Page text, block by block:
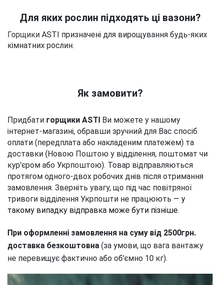
Для яких рослин підходять ці вазони?
Горщики ASTI призначені для вирощування будь-яких
кімнатних рослин.
Як замовити?
Придбати горщики ASTI
Ви можете у нашому
інтернет-магазині, обравши зручний для Вас спосіб
оплати (передплата або накладеним платежем) та
доставки (Новою Поштою у відділення, поштомат чи
кур'єром або Укрпоштою). Товар відправляються
протягом одного-двох робочих днів після отримання
замовлення. Зверніть увагу, що під час повітряної
тривоги відділення Укрпошти не працюють — у
такому випадку відправка може бути пізніше.
При оформленні замовлення на суму від 2500грн.
доставка безкоштовна (за умови, що вага вантажу
не перевищує фактично або об'ємно 10 кг).